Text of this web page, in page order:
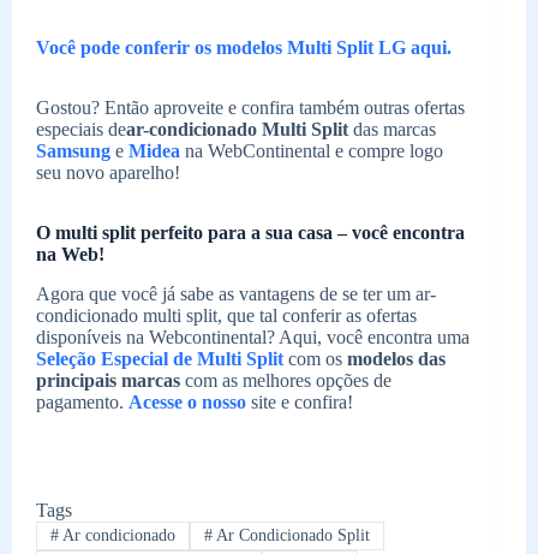
Você pode conferir os modelos Multi Split LG aqui.
Gostou? Então aproveite e confira também outras ofertas
especiais dear-condicionado Multi Split das marcas
Samsung e Midea na WebContinental e compre logo
seu novo aparelho!
O multi split perfeito para a sua casa – você encontra
na Web!
Agora que você já sabe as vantagens de se ter um ar-
condicionado multi split, que tal conferir as ofertas
disponíveis na Webcontinental? Aqui, você encontra uma
Seleção Especial de Multi Split com os modelos das
principais marcas com as melhores opções de
pagamento. Acesse o nosso site e confira!
Tags
#Ar condicionado #Ar Condicionado Split